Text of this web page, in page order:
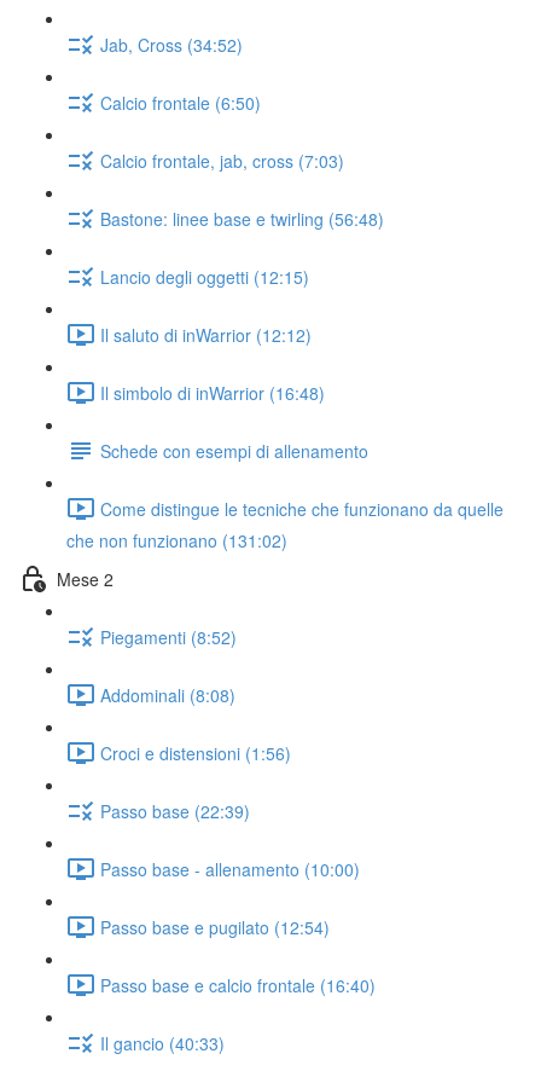
Jab, Cross (34:52)
Calcio frontale (6:50)
Calcio frontale, jab, cross (7:03)
Bastone: linee base e twirling (56:48)
Lancio degli oggetti (12:15)
Il saluto di inWarrior (12:12)
Il simbolo di inWarrior (16:48)
Schede con esempi di allenamento
Come distingue le tecniche che funzionano da quelle
che non funzionano (131:02)
Mese 2
Piegamenti (8:52)
Addominali (8:08)
Croci e distensioni (1:56)
Passo base (22:39)
Passo base - allenamento (10:00)
Passo base e pugilato (12:54)
Passo base e calcio frontale (16:40)
Il gancio (40:33)